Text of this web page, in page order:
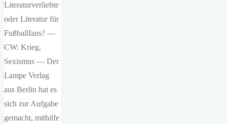
Literaturverliebte
oder Literatur für
Fußballfans? —
CW: Krieg,
Sexismus — Der
Lampe Verlag
aus Berlin hat es
sich zur Aufgabe
gemacht, mithilfe